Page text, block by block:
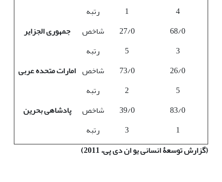
4
1
رتبه
68/0
27/0 شاخص
جمهوری الجزایر
3
5
رتبه
26/0
73/0 شاخص امارات متحده عربی
5
2
رتبه
83/0
39/0 شاخص
پادشاهی بحرین
1
3
رتبه
(گزارش توسعۀ انسانی یو ان دی پی، 2011)